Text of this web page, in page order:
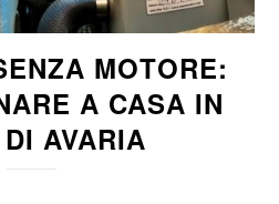
MOTORE:
A CASA IN
AVARIA